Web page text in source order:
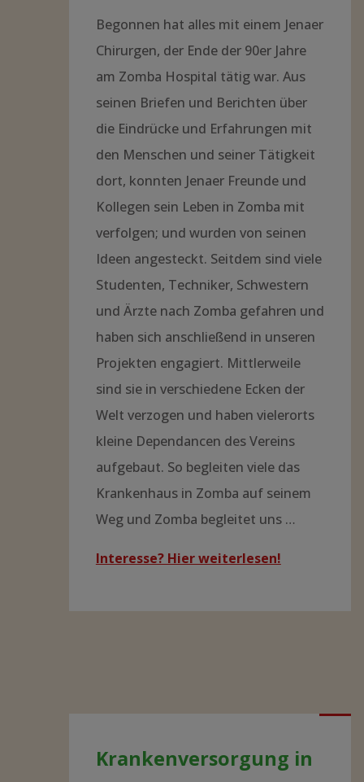
Begonnen hat alles mit einem Jenaer
Chirurgen, der Ende der 90er Jahre
am Zomba Hospital tätig war. Aus
seinen Briefen und Berichten über
die Eindrücke und Erfahrungen mit
den Menschen und seiner Tätigkeit
dort, konnten Jenaer Freunde und
Kollegen sein Leben in Zomba mit
verfolgen; und wurden von seinen
Ideen angesteckt. Seitdem sind viele
Studenten, Techniker, Schwestern
und Ärzte nach Zomba gefahren und
haben sich anschließend in unseren
Projekten engagiert. Mittlerweile
sind sie in verschiedene Ecken der
Welt verzogen und haben vielerorts
kleine Dependancen des Vereins
aufgebaut. So begleiten viele das
Krankenhaus in Zomba auf seinem
Weg und Zomba begleitet uns …
Interesse? Hier weiterlesen!
Krankenversorgung in